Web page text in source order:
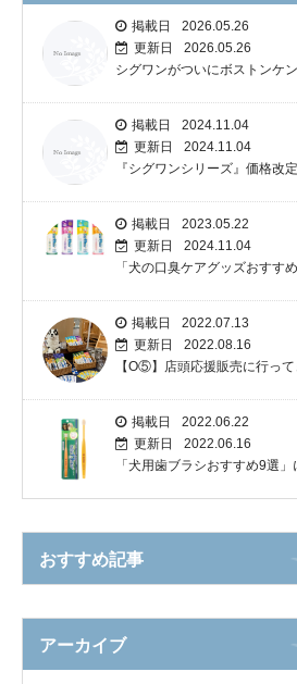
掲載日
2026.05.26
更新日
2026.05.26
シグワンがついにボストンケ
掲載日
2024.11.04
更新日
2024.11.04
『シグワンシリーズ』価格改
掲載日
2023.05.22
更新日
2024.11.04
「犬の口臭ケアグッズおすす
掲載日
2022.07.13
更新日
2022.08.16
【O⑤】店頭応援販売に行って
掲載日
2022.06.22
更新日
2022.06.16
「犬用歯ブラシおすすめ9選
おすすめ記事
アーカイブ